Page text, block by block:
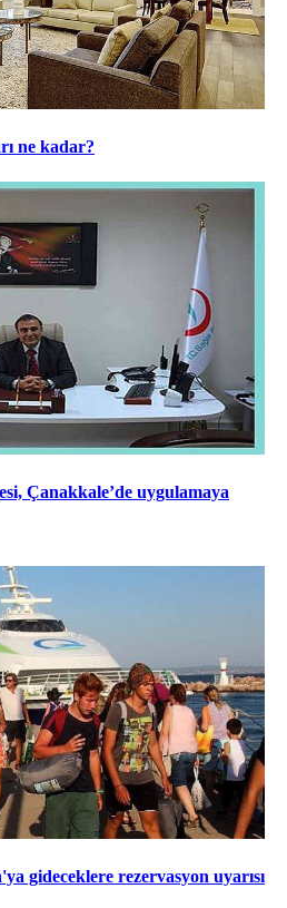
ne kadar?
Çanakkale’de uygulamaya
gideceklere rezervasyon uyarısı